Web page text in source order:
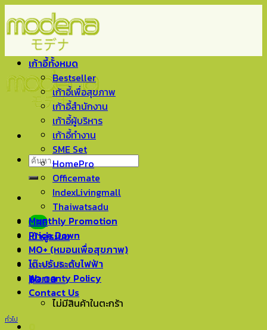
to
content
ค้นหา:
LINE
เข้าสู่ระบบ
ตะกร้าสินค้า
฿0.000
ไม่มีสินค้าในตะกร้า
เก้าอี้ทั้งหมด
Bestseller
เก้าอี้เพื่อสุขภาพ
เก้าอี้สำนักงาน
เก้าอี้ผู้บริหาร
เก้าอี้ทำงาน
SME Set
HomePro
Officemate
IndexLivingmall
Thaiwatsadu
Monthly Promotion
Price Down
MO+ (หมอนเพื่อสุขภาพ)
โต๊ะปรับระดับไฟฟ้า
Warranty Policy
Contact Us
ทั่วไป